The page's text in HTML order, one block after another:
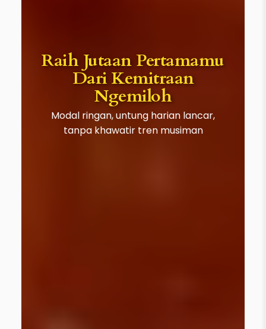
Raih Jutaan Pertamamu
Dari Kemitraan
Ngemiloh
Modal ringan, untung harian lancar,
tanpa khawatir tren musiman